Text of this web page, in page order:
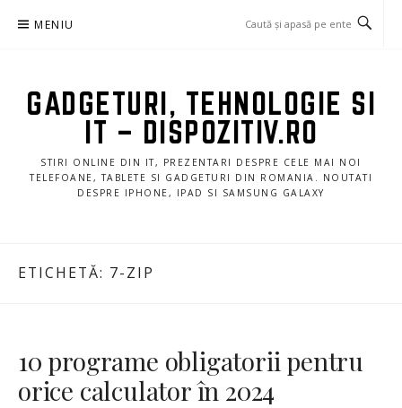
MENIU
GADGETURI, TEHNOLOGIE SI
IT – DISPOZITIV.RO
STIRI ONLINE DIN IT, PREZENTARI DESPRE CELE MAI NOI
TELEFOANE, TABLETE SI GADGETURI DIN ROMANIA. NOUTATI
DESPRE IPHONE, IPAD SI SAMSUNG GALAXY
ETICHETĂ: 7-ZIP
10 programe obligatorii pentru
orice calculator în 2024